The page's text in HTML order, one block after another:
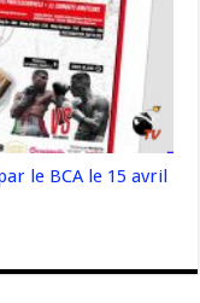
le BCA le 15 avril